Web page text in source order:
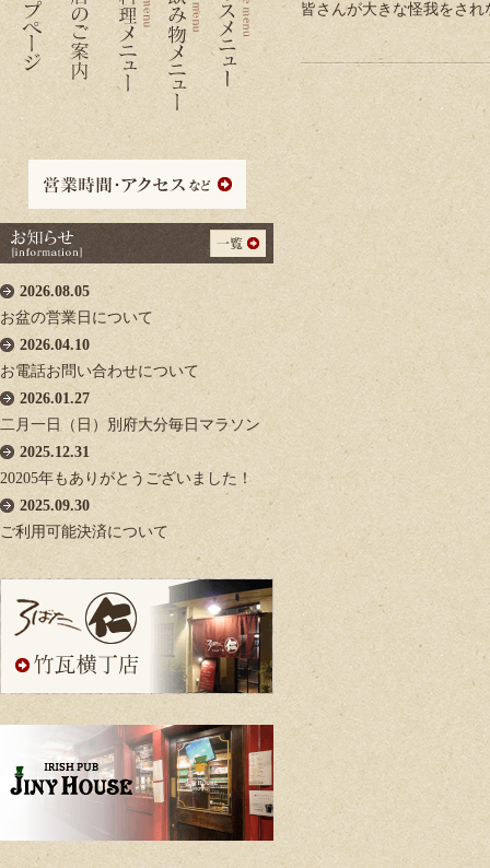
2026.08.05
お盆の営業日について
2026.04.10
お電話お問い合わせについて
2026.01.27
二月一日（日）別府大分毎日マラソン
2025.12.31
20205年もありがとうございました！
2025.09.30
ご利用可能決済について
皆さんが大きな怪我をさ